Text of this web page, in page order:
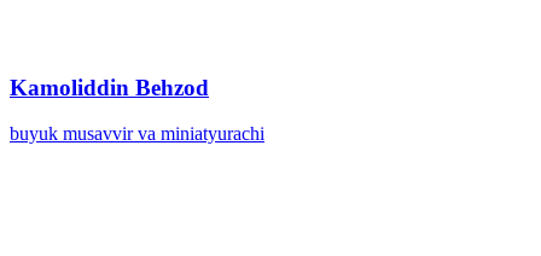
Kamoliddin Behzod
buyuk musavvir va miniatyurachi